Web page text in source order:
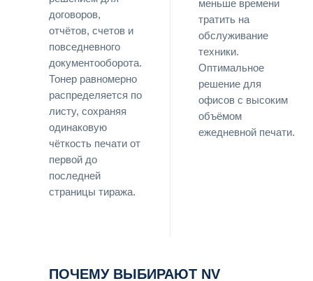
договоров,
отчётов, счетов и
повседневного
документооборота.
Тонер равномерно
распределяется по
листу, сохраняя
одинаковую
чёткость печати от
первой до
последней
страницы тиража.
меньше времени
тратить на
обслуживание
техники.
Оптимальное
решение для
офисов с высоким
объёмом
ежедневной печати.
ПОЧЕМУ ВЫБИРАЮТ NV